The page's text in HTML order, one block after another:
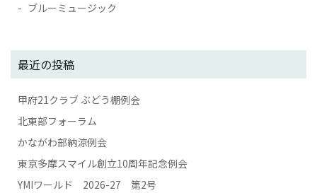
ブルーミュージック
最近の投稿
甲府21クラブ ぶどう棚例会
北東部フォーラム
かながわ部納涼例会
東京多摩スマイル創立10周年記念例会
YMIワールド 2026-27 第2号